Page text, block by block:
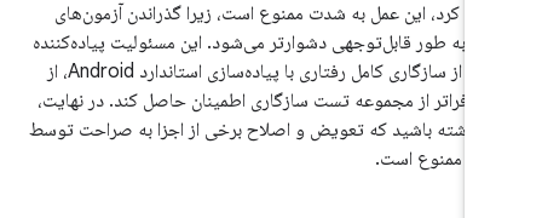
کرد، این عمل به شدت ممنوع است، زیرا گذراندن آزمون‌های
به طور قابل‌توجهی دشوارتر می‌شود. این مسئولیت پیاده‌کننده
است که از سازگاری کامل رفتاری با پیاده‌سازی استاندارد Android، از
و فراتر از مجموعه تست سازگاری اطمینان حاصل کند. در نهایت،
داشته باشید که تعویض و اصلاح برخی از اجزا به صراحت توسط
سند ممنوع است.